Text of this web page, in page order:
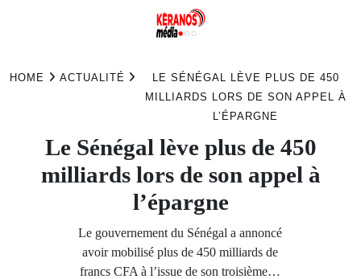
HOME ACTUALITÉ
LE SÉNÉGAL LÈVE PLUS DE 450
MILLIARDS LORS DE SON APPEL À
L’ÉPARGNE
Le Sénégal lève plus de 450
milliards lors de son appel à
l’épargne
Le gouvernement du Sénégal a annoncé
avoir mobilisé plus de 450 milliards de
francs CFA à l’issue de son troisième…